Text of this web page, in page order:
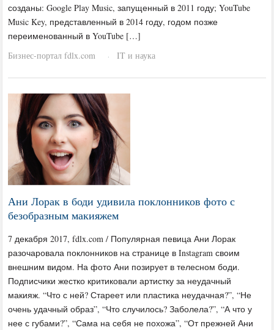
созданы: Google Play Music, запущенный в 2011 году; YouTube
Music Key, представленный в 2014 году, годом позже
переименованный в YouTube […]
Бизнес-портал fdlx.com
· IT и наука
Ани Лорак в боди удивила поклонников фото с
безобразным макияжем
7 декабря 2017, fdlx.com / Популярная певица Ани Лорак
разочаровала поклонников на странице в Instagram своим
внешним видом. На фото Ани позирует в телесном боди.
Подписчики жестко критиковали артистку за неудачный
макияж. “Что с ней? Стареет или пластика неудачная?”, “Не
очень удачный образ”, “Что случилось? Заболела?”, “А что у
нее с губами?”, “Сама на себя не похожа”, “От прежней Ани